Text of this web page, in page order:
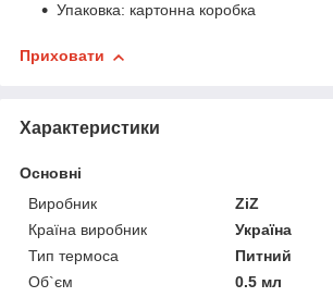
Упаковка: картонна коробка
Приховати
Характеристики
Основні
Виробник
ZiZ
Країна виробник
Україна
Тип термоса
Питний
Об`єм
0.5 мл